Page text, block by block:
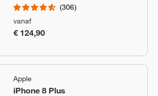
306
vanaf
€ 124,90
Apple
iPhone 8 Plus